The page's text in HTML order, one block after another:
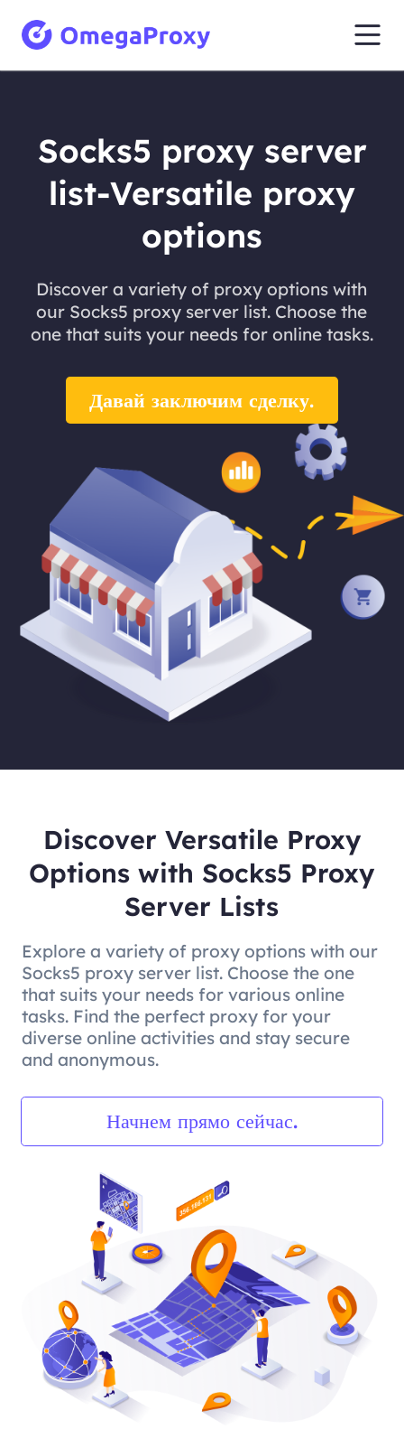
Socks5 proxy server
list-Versatile proxy
options
Discover a variety of proxy options with
our Socks5 proxy server list. Choose the
one that suits your needs for online tasks.
Давай заключим сделку.
Discover Versatile Proxy
Options with Socks5 Proxy
Server Lists
Explore a variety of proxy options with our
Socks5 proxy server list. Choose the one
that suits your needs for various online
tasks. Find the perfect proxy for your
diverse online activities and stay secure
and anonymous.
Начнем прямо сейчас.